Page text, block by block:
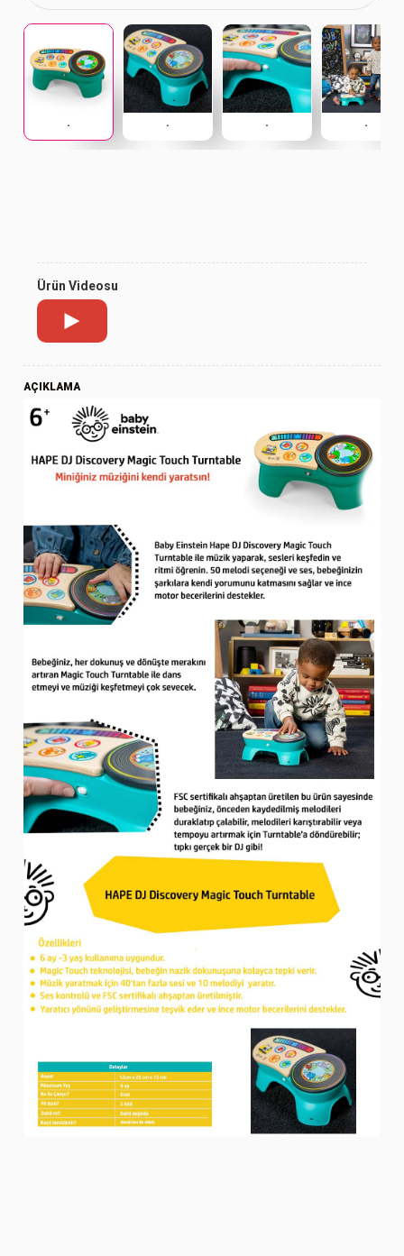
. . . .
Ürün Videosu
AÇIKLAMA